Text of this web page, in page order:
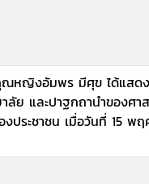
ณหญิงอัมพร มีศุข ได้แสดง
ย และปาฐกถานำของศา
ประชาชน เมื่อวันที่ 15 พ